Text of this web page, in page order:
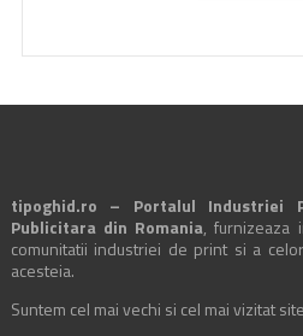
tipoghid.ro – Portalul Industriei
Publicitara din Romania, furnizeaza
comunitatii industriei de print si a
acesteia.
Suntem cel mai vechi si cel mai vizitat